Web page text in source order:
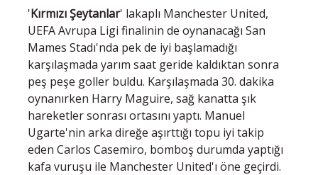
'Kırmızı Şeytanlar' lakaplı Manchester United,
UEFA Avrupa Ligi finalinin de oynanacağı San
Mames Stadı'nda pek de iyi başlamadığı
karşılaşmada yarım saat geride kaldıktan sonra
peş peşe goller buldu. Karşılaşmada 30. dakika
oynanırken Harry Maguire, sağ kanatta şık
hareketler sonrası ortasını yaptı. Manuel
Ugarte'nin arka direğe aşırttığı topu iyi takip
eden Carlos Casemiro, bomboş durumda yaptığı
kafa vuruşu ile Manchester United'ı öne geçirdi.